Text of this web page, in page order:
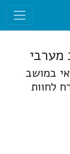
במושב
לחוות